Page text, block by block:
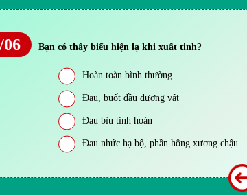
06 Bạn có thấy biểu hiện lạ khi xuất tinh?
Hoàn toàn bình thường
Đau, buốt đầu dương vật
Đau bìu tinh hoàn
Đau nhức hạ bộ, phần hông xương chậu